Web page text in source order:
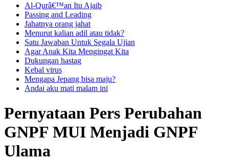
Al-Qurâ€™an Itu Ajaib
Passing and Leading
Jahatnya orang jahat
Menurut kalian adil atau tidak?
Satu Jawaban Untuk Segala Ujian
Agar Anak Kita Mengingat Kita
Dukungan hastag
Kebal virus
Mengapa Jepang bisa maju?
Andai aku mati malam ini
Pernyataan Pers Perubahan
GNPF MUI Menjadi GNPF
Ulama